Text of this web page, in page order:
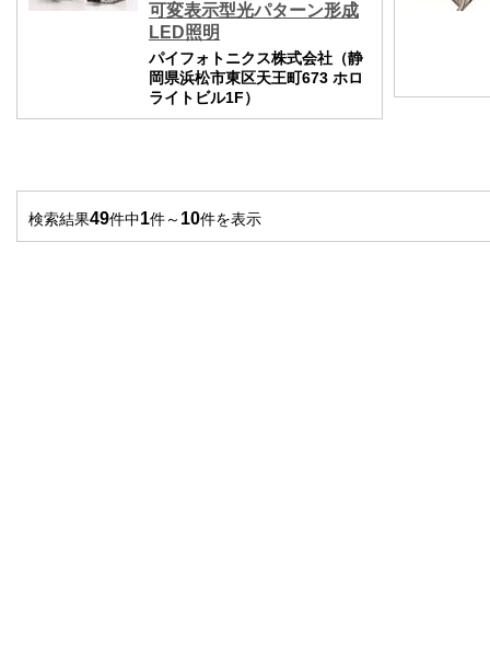
可変表示型光パターン形成
LED照明
パイフォトニクス株式会社（静
岡県浜松市東区天王町673 ホロ
ライトビル1F）
検索結果49件中1件～ 10件を表示